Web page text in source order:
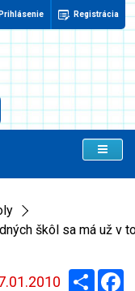
Prihlásenie Registrácia
škôl sa má už v
Zdieľaj